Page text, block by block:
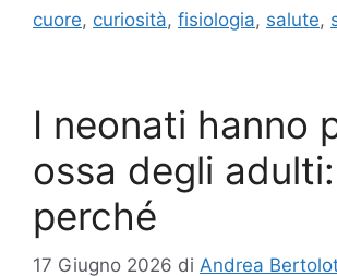
cuore, curiosità, fisiologia, salute,
I neonati hanno
ossa degli
perché
17 Giugno 2026 di Andrea